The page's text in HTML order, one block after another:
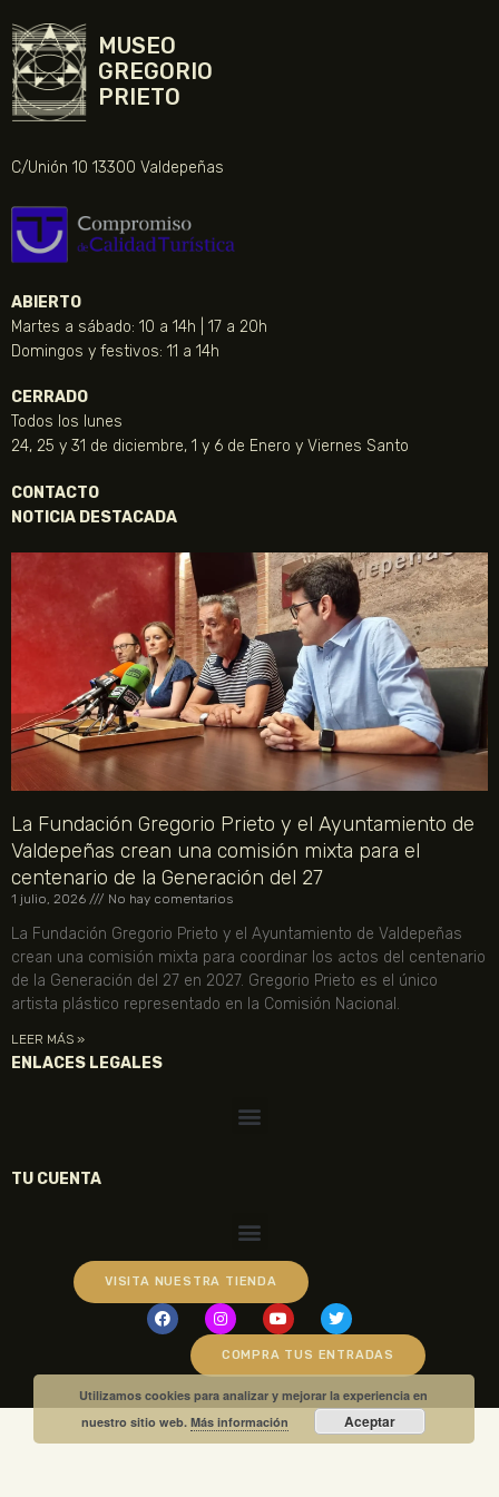
MUSEO
GREGORIO
PRIETO
C/Unión 10 13300 Valdepeñas
ABIERTO
Martes a sábado: 10 a 14h | 17 a 20h
Domingos y festivos: 11 a 14h
CERRADO
Todos los lunes
24, 25 y 31 de diciembre, 1 y 6 de Enero y Viernes Santo
CONTACTO
NOTICIA DESTACADA
La Fundación Gregorio Prieto y el Ayuntamiento de
Valdepeñas crean una comisión mixta para el
centenario de la Generación del 27
1 julio, 2026 No hay comentarios
La Fundación Gregorio Prieto y el Ayuntamiento de Valdepeñas
crean una comisión mixta para coordinar los actos del centenario
de la Generación del 27 en 2027. Gregorio Prieto es el único
artista plástico representado en la Comisión Nacional.
LEER MÁS »
ENLACES LEGALES
TU CUENTA
VISITA NUESTRA TIENDA
COMPRA TUS ENTRADAS
Utilizamos cookies para analizar y mejorar la experiencia en
nuestro sitio web.Más información Aceptar